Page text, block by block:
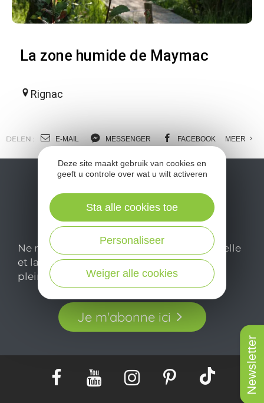
Newsletter
La zone humide de Maymac
Rignac
DELEN : E-MAIL MESSENGER FACEBOOK MEER
Ne manquez pas notre newsletter mensuelle
et laissez-vous inspirer pour profiter
pleinement de votre séjour en Aveyron.
Je m'abonne ici
Deze site maakt gebruik van cookies en
geeft u controle over wat u wilt activeren
Weiger alle cookies
Personaliseer
Sta alle cookies toe